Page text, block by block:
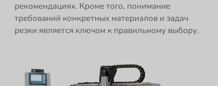
рекомендациях. Кроме того, понимание
требований конкретных материалов и задач
резки является ключом к правильному выбору.